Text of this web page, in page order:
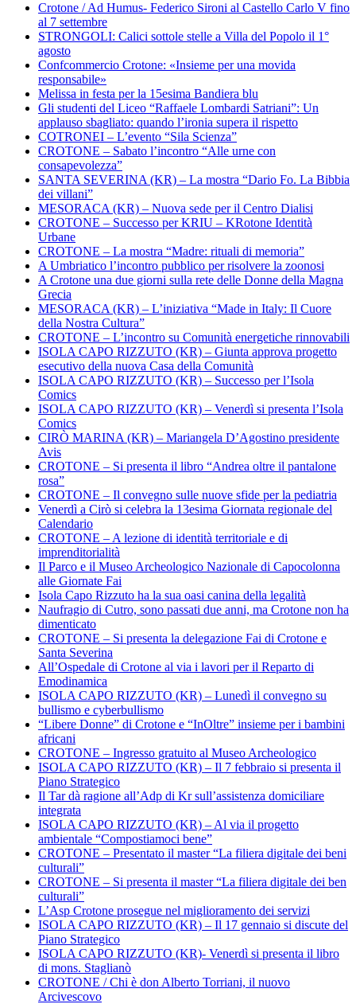
Crotone / Ad Humus- Federico Sironi al Castello Carlo V fino
al 7 settembre
STRONGOLI: Calici sottole stelle a Villa del Popolo il 1°
agosto
Confcommercio Crotone: «Insieme per una movida
responsabile»
Melissa in festa per la 15esima Bandiera blu
Gli studenti del Liceo “Raffaele Lombardi Satriani”: Un
applauso sbagliato: quando l’ironia supera il rispetto
COTRONEI – L’evento “Sila Scienza”
CROTONE – Sabato l’incontro “Alle urne con
consapevolezza”
SANTA SEVERINA (KR) – La mostra “Dario Fo. La Bibbia
dei villani”
MESORACA (KR) – Nuova sede per il Centro Dialisi
CROTONE – Successo per KRIU – KRotone Identità
Urbane
CROTONE – La mostra “Madre: rituali di memoria”
A Umbriatico l’incontro pubblico per risolvere la zoonosi
A Crotone una due giorni sulla rete delle Donne della Magna
Grecia
MESORACA (KR) – L’iniziativa “Made in Italy: Il Cuore
della Nostra Cultura”
CROTONE – L’incontro su Comunità energetiche rinnovabili
ISOLA CAPO RIZZUTO (KR) – Giunta approva progetto
esecutivo della nuova Casa della Comunità
ISOLA CAPO RIZZUTO (KR) – Successo per l’Isola
Comics
ISOLA CAPO RIZZUTO (KR) – Venerdì si presenta l’Isola
Comics
CIRÒ MARINA (KR) – Mariangela D’Agostino presidente
Avis
CROTONE – Si presenta il libro “Andrea oltre il pantalone
rosa”
CROTONE – Il convegno sulle nuove sfide per la pediatria
Venerdì a Cirò si celebra la 13esima Giornata regionale del
Calendario
CROTONE – A lezione di identità territoriale e di
imprenditorialità
Il Parco e il Museo Archeologico Nazionale di Capocolonna
alle Giornate Fai
Isola Capo Rizzuto ha la sua oasi canina della legalità
Naufragio di Cutro, sono passati due anni, ma Crotone non ha
dimenticato
CROTONE – Si presenta la delegazione Fai di Crotone e
Santa Severina
All’Ospedale di Crotone al via i lavori per il Reparto di
Emodinamica
ISOLA CAPO RIZZUTO (KR) – Lunedì il convegno su
bullismo e cyberbullismo
“Libere Donne” di Crotone e “InOltre” insieme per i bambini
africani
CROTONE – Ingresso gratuito al Museo Archeologico
ISOLA CAPO RIZZUTO (KR) – Il 7 febbraio si presenta il
Piano Strategico
Il Tar dà ragione all’Adp di Kr sull’assistenza domiciliare
integrata
ISOLA CAPO RIZZUTO (KR) – Al via il progetto
ambientale “Compostiamoci bene”
CROTONE – Presentato il master “La filiera digitale dei beni
culturali”
CROTONE – Si presenta il master “La filiera digitale dei ben
culturali”
L’Asp Crotone prosegue nel miglioramento dei servizi
ISOLA CAPO RIZZUTO (KR) – Il 17 gennaio si discute del
Piano Strategico
ISOLA CAPO RIZZUTO (KR)- Venerdì si presenta il libro
di mons. Staglianò
CROTONE / Chi è don Alberto Torriani, il nuovo
Arcivescovo